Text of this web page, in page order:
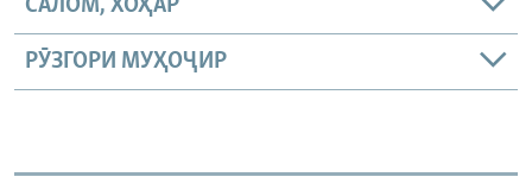
САЛОМ, ХОҲАР
РӮЗГОРИ МУҲОҶИР